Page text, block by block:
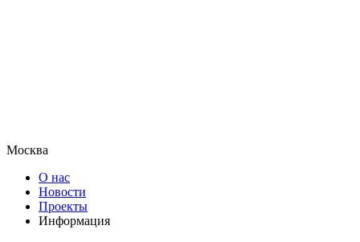
Москва
О нас
Новости
Проекты
Информация